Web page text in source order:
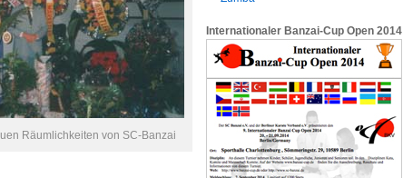
Räumlichkeiten von SC-Banzai
Internationaler Banzai-Cup Open 2014